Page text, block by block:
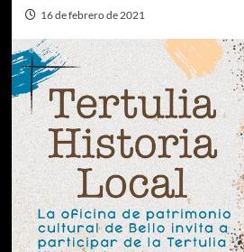
16 de febrero de 2021